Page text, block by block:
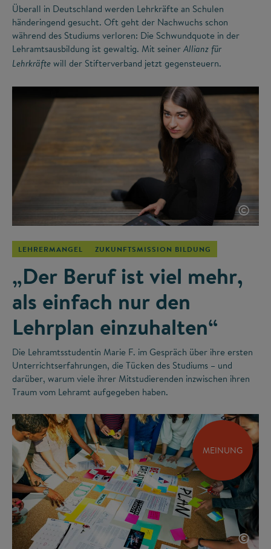
Überall in Deutschland werden Lehrkräfte an Schulen
händeringend gesucht. Oft geht der Nachwuchs schon
während des Studiums verloren: Die Schwundquote in der
Lehramtsausbildung ist gewaltig. Mit seiner Allianz für
Lehrkräfte will der Stifterverband jetzt gegensteuern.
©
LEHRERMANGEL ZUKUNFTSMISSION BILDUNG
„Der Beruf ist viel mehr,
als einfach nur den
Lehrplan einzuhalten“
Die Lehramtsstudentin Marie F. im Gespräch über ihre ersten
Unterrichtserfahrungen, die Tücken des Studiums – und
darüber, warum viele ihrer Mitstudierenden inzwischen ihren
Traum vom Lehramt aufgegeben haben.
MEINUNG
©